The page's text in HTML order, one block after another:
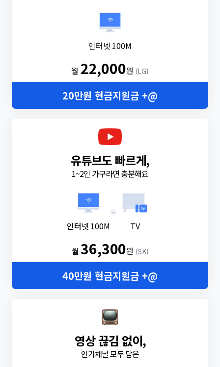
인터넷 100M
월 22,000원 (LG)
20만원 현금지원금 +@
유튜브도 빠르게,
1~2인 가구라면 충분해요
인터넷 100M
+
TV
월36,300원 (SK)
40만원 현금지원금 +@
영상 끊김 없이,
인기채널 모두 담은